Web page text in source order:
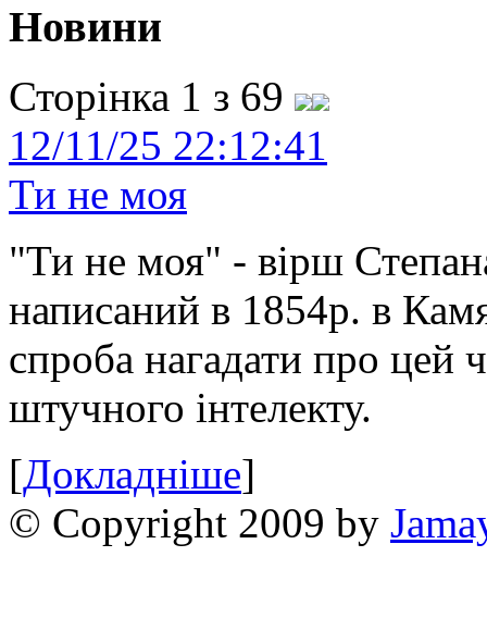
Новини
Сторінка 1 з 69
12/11/25 22:12:41
Ти не моя
"Ти не моя" - вірш
написаний в 1854р. в
спроба нагадати про цей
штучного інтелекту.
[Докладніше]
© Copyright 2009 by